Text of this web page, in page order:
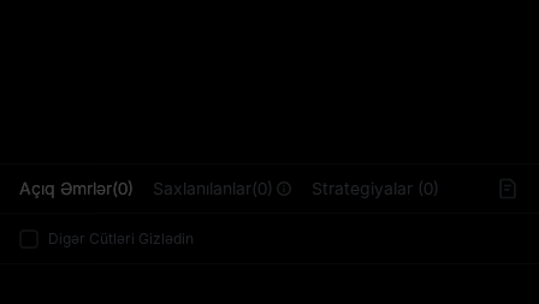
Açıq Əmrlər(0) Saxlanılanlar(0) Strategiyalar (0)
Digər Cütləri Gizlədin